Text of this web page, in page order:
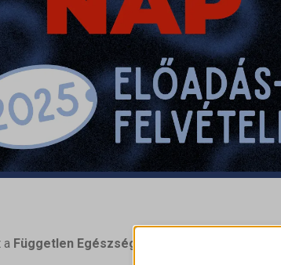
a Független Egészség Nap teljes